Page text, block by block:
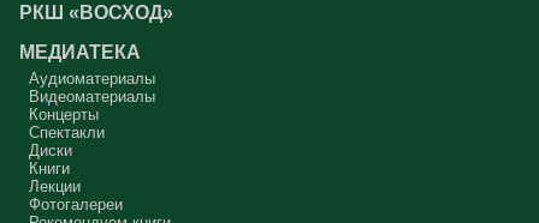
РКШ «ВОСХОД»
МЕДИАТЕКА
Аудиоматериалы
Видеоматериалы
Концерты
Спектакли
Диски
Книги
Лекции
Фотогалереи